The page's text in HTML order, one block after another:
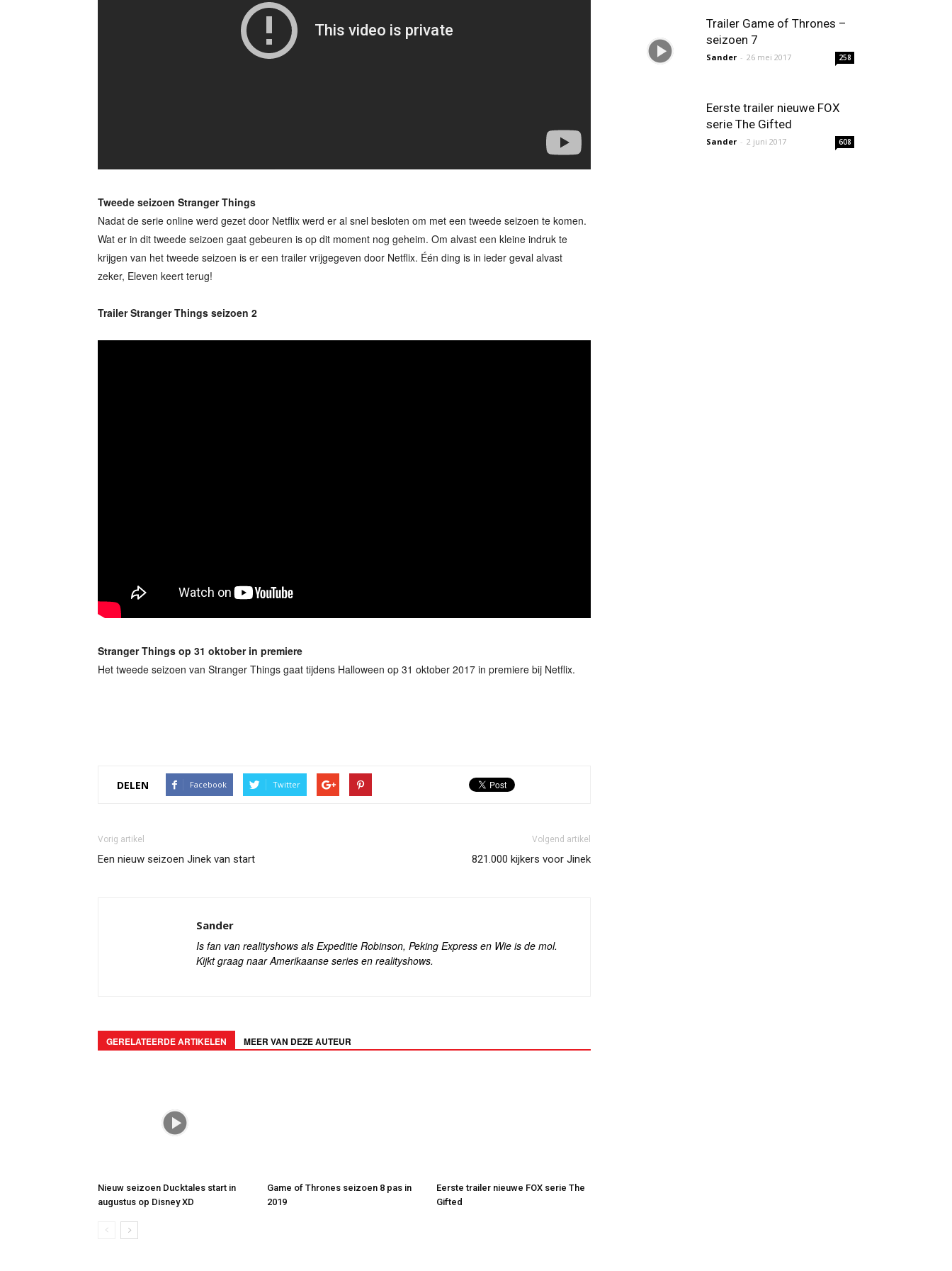
Tweede seizoen Stranger Things
Nadat de serie online werd gezet door Netflix werd er al snel besloten om met een tweede seizoen te komen.
Wat er in dit tweede seizoen gaat gebeuren is op dit moment nog geheim. Om alvast een kleine indruk te
krijgen van het tweede seizoen is er een trailer vrijgegeven door Netflix. Één ding is in ieder geval alvast
zeker, Eleven keert terug!
Trailer Stranger Things seizoen 2
Stranger Things op 31 oktober in premiere
Het tweede seizoen van Stranger Things gaat tijdens Halloween op 31 oktober 2017 in premiere bij Netflix.
DELEN Facebook Twitter
Vorig artikel
Een nieuw seizoen Jinek van start
Volgend artikel
821.000 kijkers voor Jinek
Sander
Is fan van realityshows als Expeditie Robinson, Peking Express en Wie is de mol.
Kijkt graag naar Amerikaanse series en realityshows.
GERELATEERDE ARTIKELEN MEER VAN DEZE AUTEUR
Nieuw seizoen Ducktales start in
augustus op Disney XD
Game of Thrones seizoen 8 pas in
2019
Eerste trailer nieuwe FOX serie The
Gifted
Trailer Game of Thrones –
seizoen 7
Sander - 26 mei 2017 258
Eerste trailer nieuwe FOX
serie The Gifted
Sander - 2 juni 2017 608